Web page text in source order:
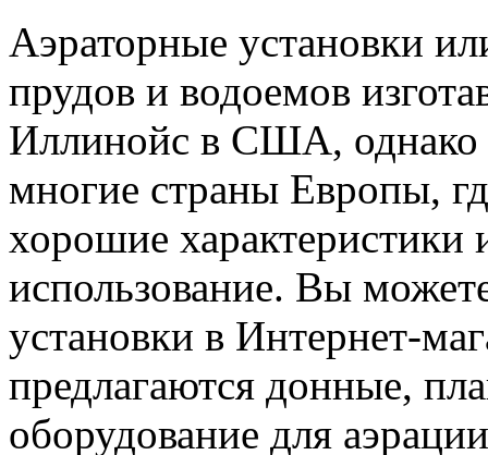
Аэраторные установки
прудов и водоемов
Иллинойс в США, однако
многие страны Европы,
хорошие
использование. Вы можете
установки в Интернет-
предлагаются донные,
оборудование для